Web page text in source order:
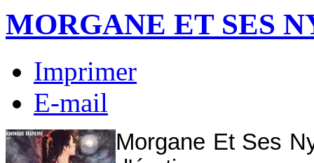
MORGANE ET SES
Imprimer
E-mail
Morgane Et Ses